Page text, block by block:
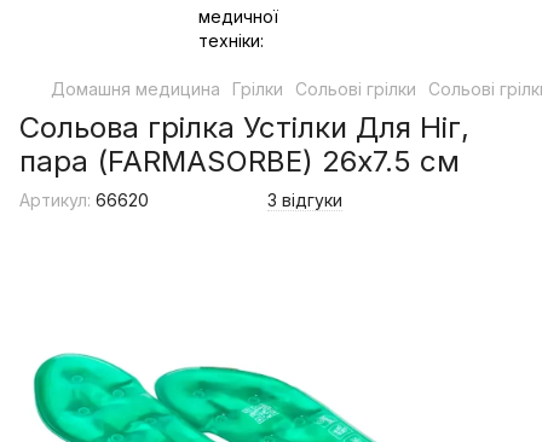
Домашня медицина Грілки Сольові грілки Сольові
Сольова грілка Устілки Для Ніг,
пара (FARMASORBE) 26x7.5 см
Артикул: 66620 3 відгуки